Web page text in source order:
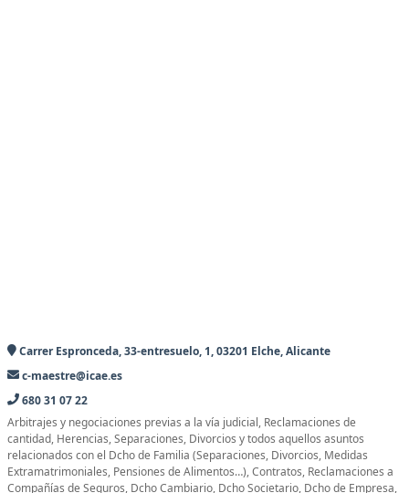
Carrer Espronceda, 33-entresuelo, 1, 03201 Elche, Alicante
c-maestre@icae.es
680 31 07 22
Arbitrajes y negociaciones previas a la vía judicial, Reclamaciones de
cantidad, Herencias, Separaciones, Divorcios y todos aquellos asuntos
relacionados con el Dcho de Familia (Separaciones, Divorcios, Medidas
Extramatrimoniales, Pensiones de Alimentos…), Contratos, Reclamaciones a
Compañías de Seguros, Dcho Cambiario, Dcho Societario, Dcho de Empresa,